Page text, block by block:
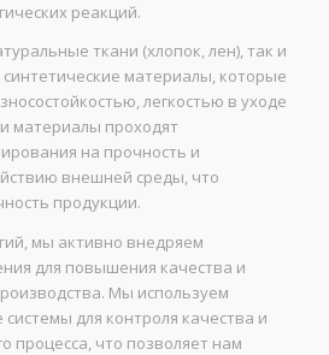
реакций.
ткани (хлопок, лен), так и
материалы, которые
легкостью в уходе
материалы проходят
на прочность и
внешней среды, что
продукции.
мы активно внедряем
для повышения качества и
Мы используем
для контроля качества и
процесса, что позволяет нам